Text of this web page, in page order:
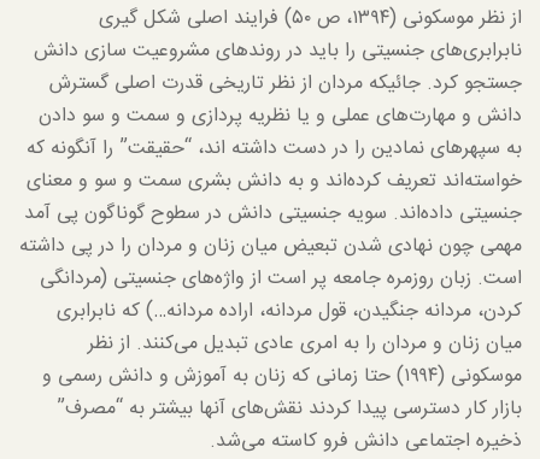
از نظر موسکونی (۱۳۹۴، ص ۵۰) فرایند اصلی شکل گیری
نابرابری‌های جنسیتی را باید در روندهای مشروعیت سازی دانش
جستجو کرد. جائیکه مردان از نظر تاریخی قدرت اصلی گسترش
دانش و مهارت‌های عملی و یا نظریه پردازی و سمت و سو دادن
به سپهرهای نمادین را در دست داشته اند، “حقیقت” را آنگونه که
خواسته‌اند تعریف کرده‌اند و به دانش بشری سمت و سو و معنای
جنسیتی داده‌اند. سویه جنسیتی دانش در سطوح گوناگون پی آمد
مهمی چون نهادی شدن تبعیض میان زنان و مردان را در پی داشته
است. زبان روزمره جامعه پر است از واژه‌های جنسیتی (مردانگی
کردن، مردانه جنگیدن، قول مردانه، اراده مردانه…) که نابرابری
میان زنان و مردان را به امری عادی تبدیل می‌کنند. از نظر
موسکونی (۱۹۹۴) حتا زمانی که زنان به آموزش و دانش رسمی و
بازار کار دسترسی پیدا کردند نقش‌های آنها بیشتر به “مصرف”
ذخیره اجتماعی دانش فرو کاسته می‌شد.